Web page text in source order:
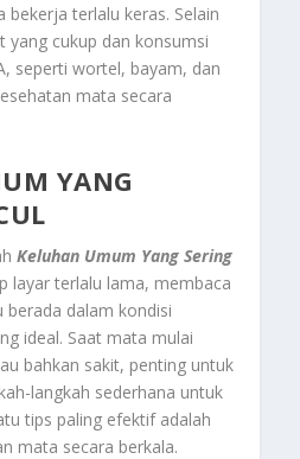
terlalu keras. Selain
yang cukup dan konsumsi
seperti wortel, bayam, dan
mata secara
YANG
Keluhan Umum Yang Sering
layar terlalu lama, membaca
dalam kondisi
ideal. Saat mata mulai
bahkan sakit, penting untuk
langkah sederhana untuk
tips paling efektif adalah
mata secara berkala.